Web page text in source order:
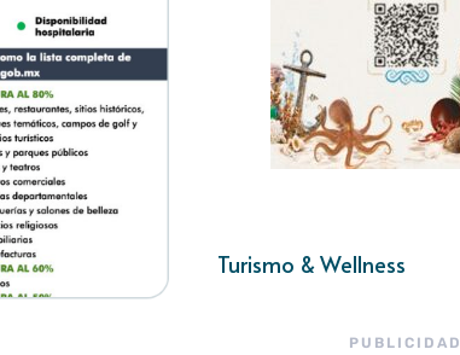
Turismo & Wellness
PUBLICIDAD